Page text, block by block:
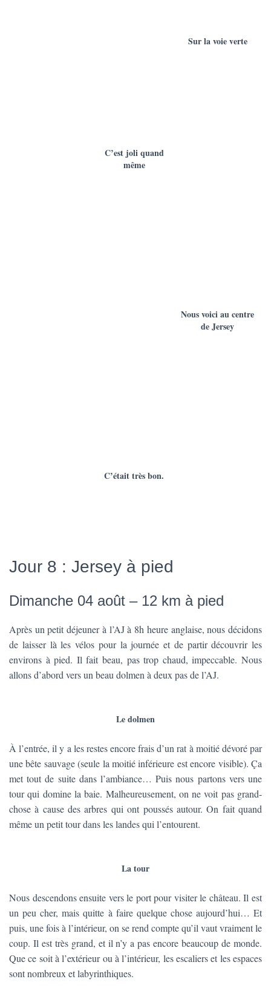
Sur la voie verte
C’est joli quand
même
Nous voici au centre
de Jersey
C’était très bon.
Jour 8 : Jersey à pied
Dimanche 04 août – 12 km à pied
Après un petit déjeuner à l’AJ à 8h heure anglaise, nous décidons
de laisser là les vélos pour la journée et de partir découvrir les
environs à pied. Il fait beau, pas trop chaud, impeccable. Nous
allons d’abord vers un beau dolmen à deux pas de l’AJ.
Le dolmen
À l’entrée, il y a les restes encore frais d’un rat à moitié dévoré par
une bête sauvage (seule la moitié inférieure est encore visible). Ça
met tout de suite dans l’ambiance… Puis nous partons vers une
tour qui domine la baie. Malheureusement, on ne voit pas grand-
chose à cause des arbres qui ont poussés autour. On fait quand
même un petit tour dans les landes qui l’entourent.
La tour
Nous descendons ensuite vers le port pour visiter le château. Il est
un peu cher, mais quitte à faire quelque chose aujourd’hui… Et
puis, une fois à l’intérieur, on se rend compte qu’il vaut vraiment le
coup. Il est très grand, et il n’y a pas encore beaucoup de monde.
Que ce soit à l’extérieur ou à l’intérieur, les escaliers et les espaces
sont nombreux et labyrinthiques.